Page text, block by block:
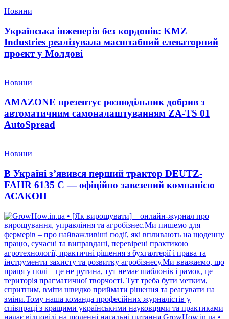
Новини
Українська інженерія без кордонів: KMZ
Industries реалізувала масштабний елеваторний
проєкт у Молдові
Новини
AMAZONE презентує розподільник добрив з
автоматичним самоналаштуванням ZA-TS 01
AutoSpread
Новини
В Україні з’явився перший трактор DEUTZ-
FAHR 6135 C — офіційно завезений компанією
АСАКОН